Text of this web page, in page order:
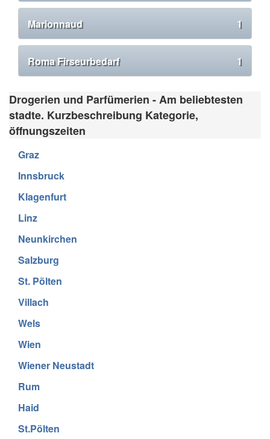
Marionnaud 1
Roma Firseurbedarf 1
Drogerien und Parfümerien - Am beliebtesten
stadte. Kurzbeschreibung Kategorie,
öffnungszeiten
Graz
Innsbruck
Klagenfurt
Linz
Neunkirchen
Salzburg
St. Pölten
Villach
Wels
Wien
Wiener Neustadt
Rum
Haid
St.Pölten